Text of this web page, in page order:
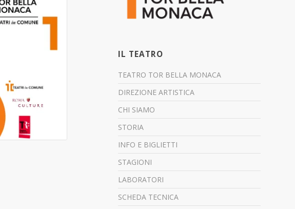
IL TEATRO
TEATRO TOR BELLA MONACA
DIREZIONE ARTISTICA
CHI SIAMO
STORIA
INFO E BIGLIETTI
STAGIONI
LABORATORI
SCHEDA TECNICA